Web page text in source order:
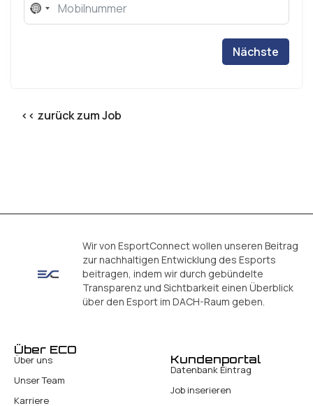
<< zurück zum Job
No
Nächste
Wir von EsportConnect wollen unseren Beitrag
zur nachhaltigen Entwicklung des Esports
beitragen, indem wir durch gebündelte
Transparenz und Sichtbarkeit einen Überblick
über den Esport im DACH-Raum geben.
Über ECO
Über uns
Unser Team
Karriere
Kundenportal
Datenbank Eintrag
Job inserieren